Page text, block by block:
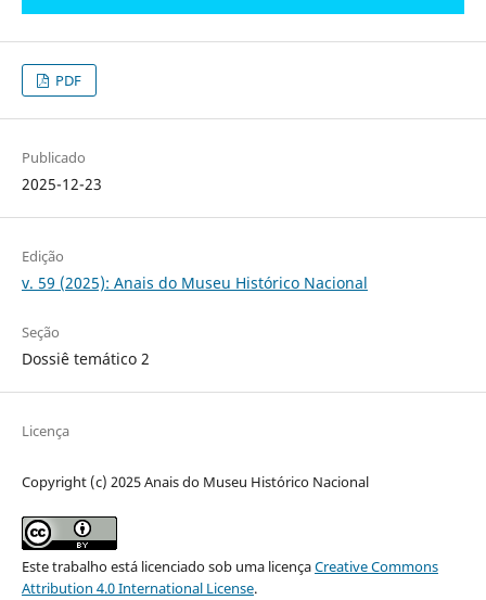
PDF
Publicado
2025-12-23
Edição
v. 59 (2025): Anais do Museu Histórico Nacional
Seção
Dossiê temático 2
Licença
Copyright (c) 2025 Anais do Museu Histórico Nacional
Este trabalho está licenciado sob uma licençaCreative Commons
Attribution 4.0 International License.